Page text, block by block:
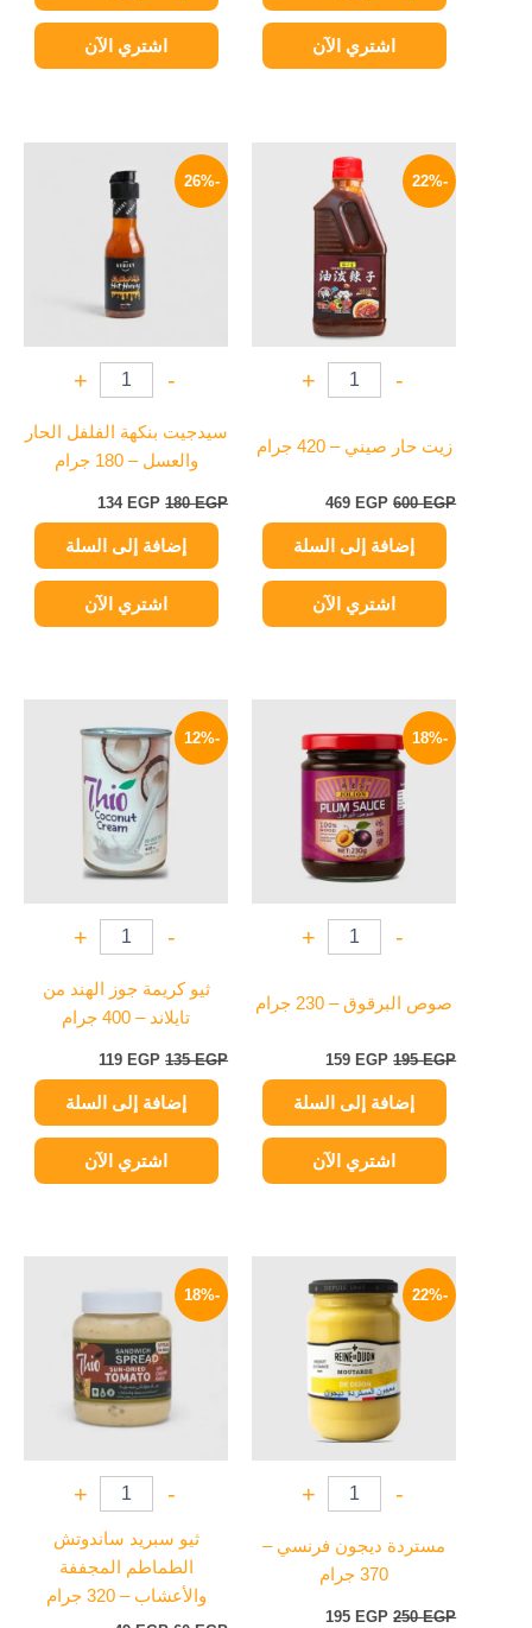
اشتري الآن اشتري الآن
-22%
-
+
زيت حار صيني – 420 جرام
600EGP
الأصلي
600 EGP.
469 EGP
هو:
469 EGP.
إضافة إلى السلة
اشتري الآن
-26%
-
+
سيدجيت بنكهة الفلفل الحار
والعسل – 180 جرام
180EGP
الأصلي
134 EGP
إضافة إلى السلة
اشتري الآن
-18%
-
+
صوص البرقوق – 230 جرام
195EGP
الأصلي
هو:
195 EGP.
159 EGP
الحالي
هو:
159 EGP.
إضافة إلى السلة
اشتري الآن
-12%
-
+
ثيو كريمة جوز الهند من
تايلاند – 400 جرام
135EGP
الأصلي
هو:
135 EGP.
119 EGP
الحالي
إضافة إلى السلة
اشتري الآن
-22%
-
+
مستردة ديجون فرنسي –
370 جرام
250EGP
الأصلي
هو:
195 EGP
الحالي
هو:
195 EGP.
-18%
-
+
ثيو سبريد ساندوتش
الطماطم المجففة
والأعشاب – 320 جرام
60 EGP.
49 EGP.